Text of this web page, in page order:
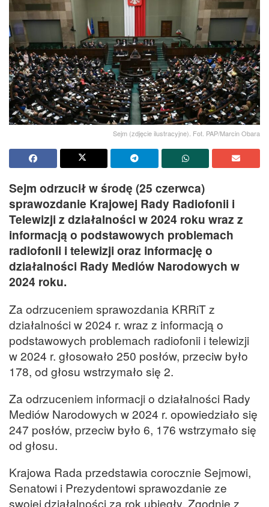
Sejm (zdjęcie ilustracyjne). Fot. PAP/Marcin Obara
Sejm odrzucił w środę (25 czerwca)
sprawozdanie Krajowej Rady Radiofonii i
Telewizji z działalności w 2024 roku wraz z
informacją o podstawowych problemach
radiofonii i telewizji oraz informację o
działalności Rady Mediów Narodowych w
2024 roku.
Za odrzuceniem sprawozdania KRRiT z
działalności w 2024 r. wraz z informacją o
podstawowych problemach radiofonii i telewizji
w 2024 r. głosowało 250 posłów, przeciw było
178, od głosu wstrzymało się 2.
Za odrzuceniem informacji o działalności Rady
Mediów Narodowych w 2024 r. opowiedziało się
247 posłów, przeciw było 6, 176 wstrzymało się
od głosu.
Krajowa Rada przedstawia corocznie Sejmowi,
Senatowi i Prezydentowi sprawozdanie ze
swojej działalności za rok ubiegły. Zgodnie z